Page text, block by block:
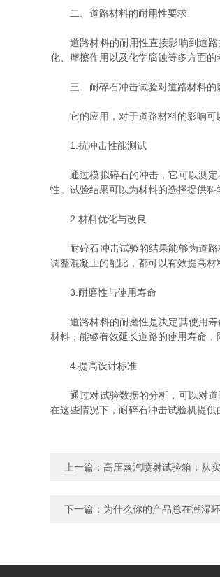
二、道路材料的耐用性要求
道路材料的耐用性直接影响到道路
化、摩擦作用以及化学腐蚀等多方面
三、耐碎石冲击试验对道路材料的
它的应用，对于道路材料的影响可
1.抗冲击性能测试
通过模拟碎石的冲击，它可以测定
性。试验结果可以为材料的选择提供
2.材料优化与改良
耐碎石冲击试验的结果能够为道路
调整混凝土的配比，都可以有效提高材
3.耐磨性与使用寿命
道路材料的耐磨性是决定其使用寿
材料，能够有效延长道路的使用寿命，
4.提高设计标准
通过对试验数据的分析，可以对道
在这些情况下，耐碎石冲击试验机提
上一篇： 高压蒸汽喷射试验箱：从
下一篇： 为什么你的产品总在潮湿